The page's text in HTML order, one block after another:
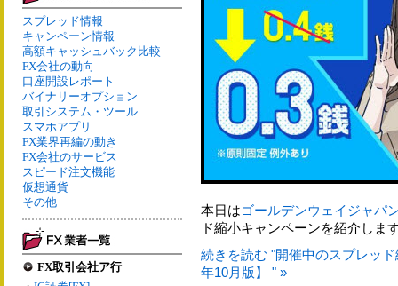
スプレッド情報
キャンペーン情報
高額キャッシュバック比較
FX会社の動向
口座開設レポート
バイナリーオプション
取引システム・ツール
スマホアプリ
FX業界再編の動き
FX会社のサービス
スピード注文機能
仮想通貨
その他
FX取引会社ア行
本日はゴールデンウェイジャパ
ド縮小キャンペーンを紹介しま
続きを読む "開催中のスプレッ
年10月版】 " »